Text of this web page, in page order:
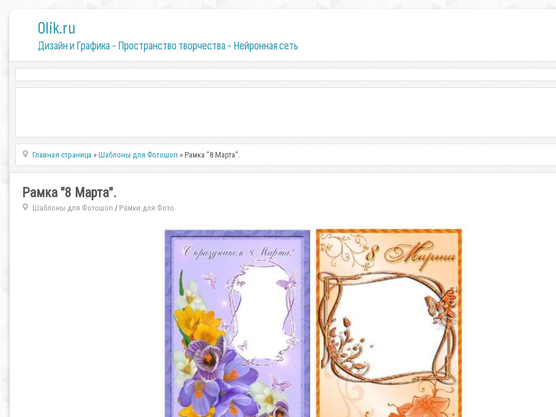
0lik.ru
Дизайн и Графика - Пространство творчества - Нейронная сеть
Главная страница »Шаблоны для Фотошоп » Рамка "8 Марта".
Рамка "8 Марта".
Шаблоны для Фотошоп / Рамки для Фото